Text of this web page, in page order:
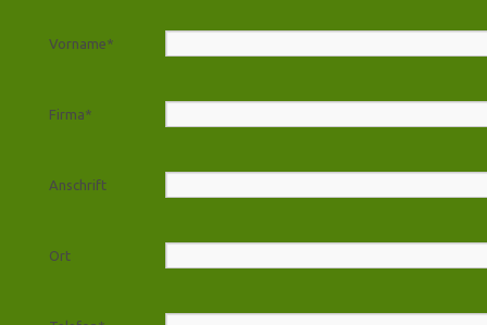
Vorname*
Firma*
Anschrift
Ort